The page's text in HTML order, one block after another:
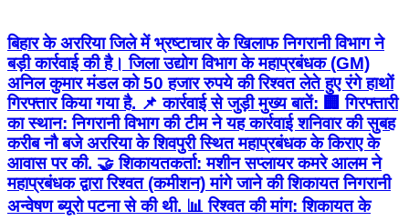
बिहार के अररिया जिले में भ्रष्टाचार के खिलाफ निगरानी विभाग ने
बड़ी कार्रवाई की है। जिला उद्योग विभाग के महाप्रबंधक (GM)
अनिल कुमार मंडल को 50 हजार रुपये की रिश्वत लेते हुए रंगे हाथों
गिरफ्तार किया गया है. 📌 कार्रवाई से जुड़ी मुख्य बातें: 🏢 गिरफ्तारी
का स्थान: निगरानी विभाग की टीम ने यह कार्रवाई शनिवार की सुबह
करीब नौ बजे अररिया के शिवपुरी स्थित महाप्रबंधक के किराए के
आवास पर की. 🤝 शिकायतकर्ता: मशीन सप्लायर कमरे आलम ने
महाप्रबंधक द्वारा रिश्वत (कमीशन) मांगे जाने की शिकायत निगरानी
अन्वेषण ब्यूरो पटना से की थी. 📊 रिश्वत की मांग: शिकायत के